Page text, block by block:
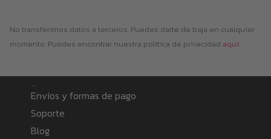
No transferimos datos a terceros. Puedes darte de baja en cualquier
momento. Puedes encontrar nuestra política de privacidad aquí.
Envíos y formas de pago
Soporte
Blog